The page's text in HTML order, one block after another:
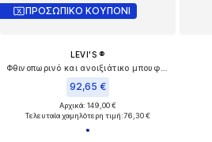
ΠΡΟΣΩΠΙΚΟ ΚΟΥΠΟΝΙ
LEVI'S ®
92,65 €
Αρχικά: 149,00 €
Τελευταία χαμηλότερη τιμή:76,30 €